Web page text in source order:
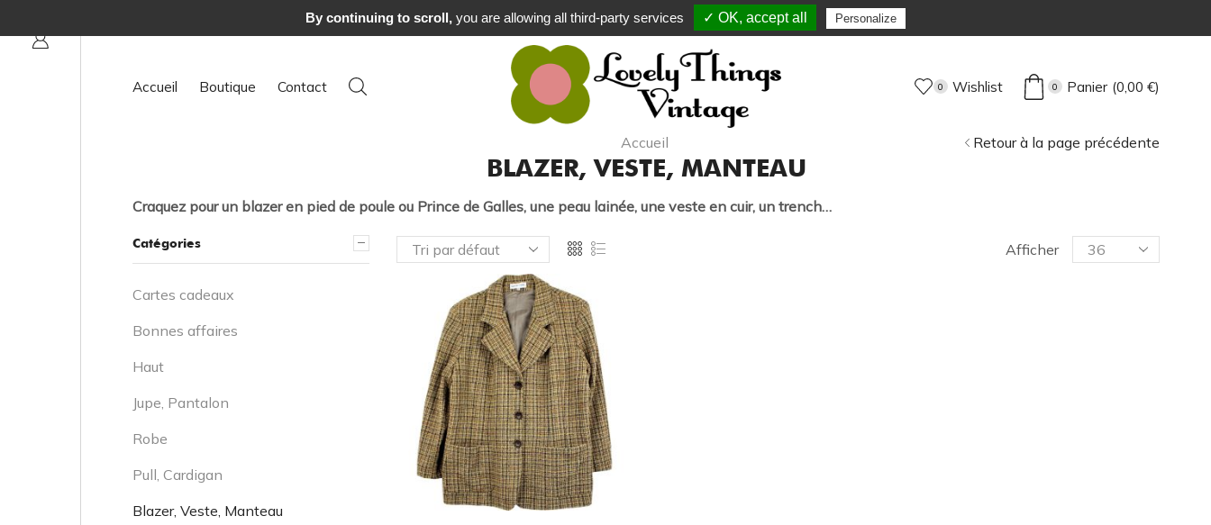
Livraison offerte en France : à partir de 80 € en point relais, à partir de 120 € à domicile
Accueil Boutique Contact 0 Wishlist 0 Panier (0,00 €)
Accueil
BLAZER, VESTE, MANTEAU
Retour à la page précédente
Craquez pour un blazer en pied de poule ou Prince de Galles, une peau lainée, une veste en cuir, un trench…
Afficher
Catégories
Cartes cadeaux
Bonnes affaires
Haut
Jupe, Pantalon
Robe
Pull, Cardigan
Blazer, Veste, Manteau
By continuing to scroll,you are allowing all third-party services ✓ OK, accept all Personalize